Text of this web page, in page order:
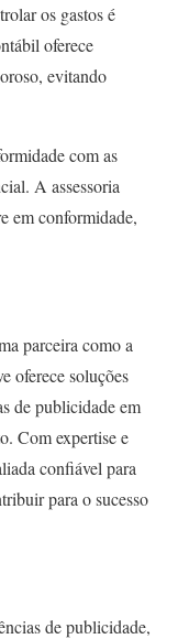
os gastos é
oferece
evitando
com as
A assessoria
em conformidade,
parceira como a
oferece soluções
de publicidade em
Com expertise e
confiável para
para o sucesso
de publicidade,